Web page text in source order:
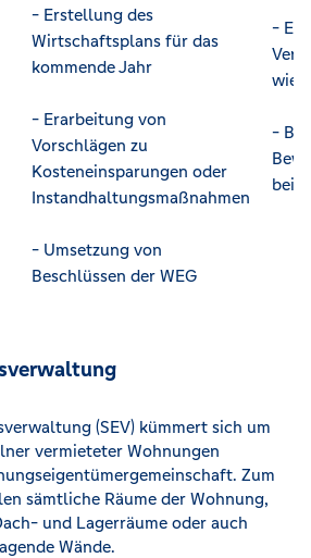
- Erstellung des
Wirtschaftsplans für das
kommende Jahr
- Erarbeitung von
Vorschlägen zu
Kosteneinsparungen oder
Instandhaltungsmaßnahmen
- Umsetzung von
Beschlüssen der WEG
-
wie
-
bei
(SEV) kümmert sich um
vermieteter Wohnungen
Zum
sämtliche Räume der Wohnung,
und Lagerräume oder auch
Wände.